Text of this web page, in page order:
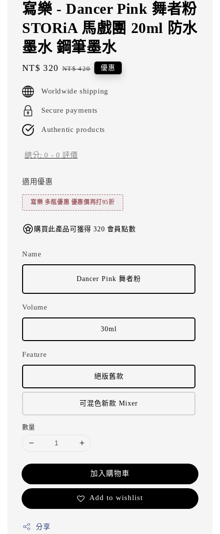
寫樂 - Dancer Pink 舞者粉
STORiA 馬戲團 20ml 防水
墨水 鋼筆墨水
Sale
NT$ 320 Regular
NT$ 420 優惠
Worldwide shipping
Secure payments
Authentic products
總分:0 - 0 評價
適用優惠
寫樂 多瓶優惠 優惠價再打95折
購買此產品可獲得 320 會員點數
Name
Dancer Pink 舞者粉
Volume
30ml
Feature
絕版舊款
可混色新款 Mixer
數量
加入購物車
Add to wishlist
分享